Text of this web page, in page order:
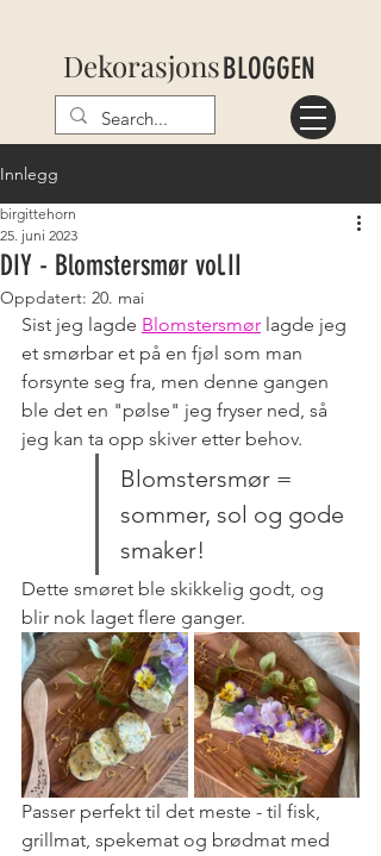
DekorasjonsBLOGGEN
Innlegg
DIY - Blomstersmør vol.II
birgittehorn
25. juni 2023
Oppdatert: 20. mai
Sist jeg lagde Blomstersmør lagde jeg
et smørbar et på en fjøl som man
forsynte seg fra, men denne gangen
ble det en "pølse" jeg fryser ned, så
jeg kan ta opp skiver etter behov.
Blomstersmør =
sommer, sol og gode
smaker!
Dette smøret ble skikkelig godt, og
blir nok laget flere ganger.
Passer perfekt til det meste - til fisk,
grillmat, spekemat og brødmat med